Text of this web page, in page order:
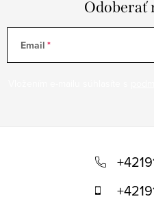
Odoberať
Email